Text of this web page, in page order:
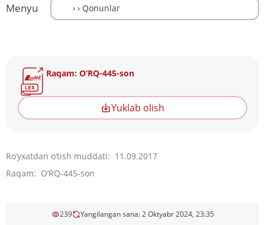
Menyu
Raqam: O‘RQ-445-son
Yuklab olish
Ro‘yxatdan o‘tish muddati: 11.09.2017
Raqam: O‘RQ-445-son
239 Yangilangan sana: 2 Oktyabr 2024, 23:35